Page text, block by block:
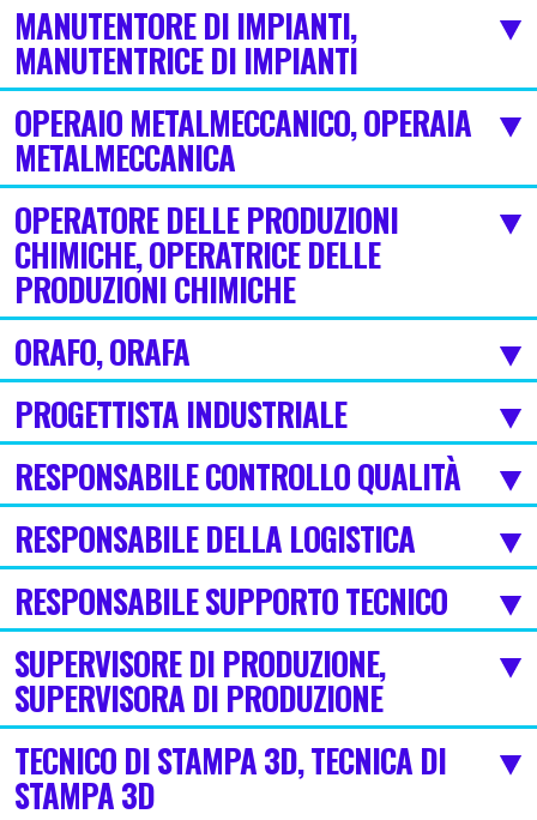
MANUTENTORE DI IMPIANTI,
MANUTENTRICE DI IMPIANTI
OPERAIO METALMECCANICO, OPERAIA
METALMECCANICA
OPERATORE DELLE PRODUZIONI
CHIMICHE, OPERATRICE DELLE
PRODUZIONI CHIMICHE
ORAFO, ORAFA
PROGETTISTA INDUSTRIALE
RESPONSABILE CONTROLLO QUALITÀ
RESPONSABILE DELLA LOGISTICA
RESPONSABILE SUPPORTO TECNICO
SUPERVISORE DI PRODUZIONE,
SUPERVISORA DI PRODUZIONE
TECNICO DI STAMPA 3D, TECNICA DI
STAMPA 3D